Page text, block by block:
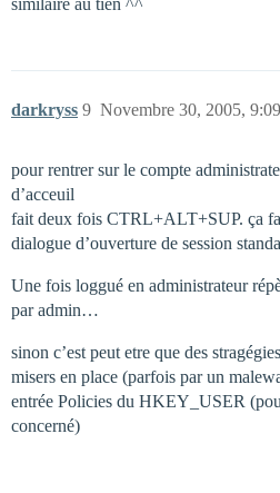
darkryss Novembre 30, 2005, 9:09
9
pour rentrer sur le compte
d’acceuil
fait deux fois CTRL+ALT+SUP. ça
dialogue d’ouverture de session
Une fois loggué en administrateur
par admin…
sinon c’est peut etre que des
misers en place (parfois par un
entrée Policies du HKEY_USER
concerné)